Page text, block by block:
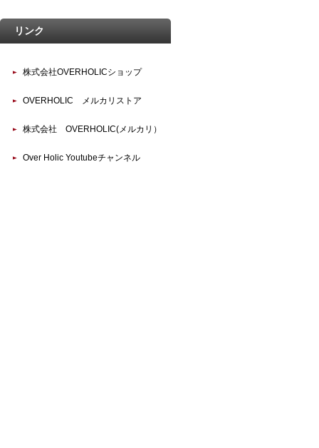
リンク
株式会社OVERHOLICショップ
OVERHOLIC メルカリストア
株式会社 OVERHOLIC(メルカリ）
Over Holic Youtubeチャンネル